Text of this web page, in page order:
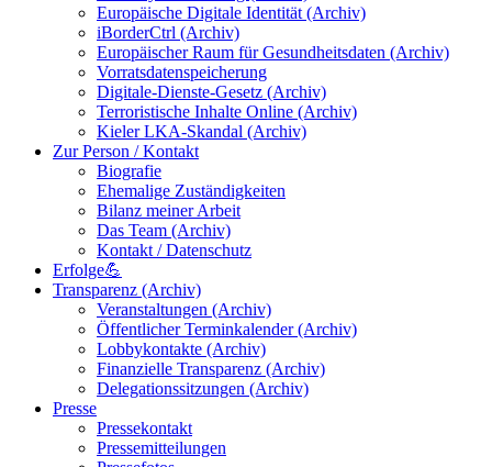
Europäische Digitale Identität (Archiv)
iBorderCtrl (Archiv)
Europäischer Raum für Gesundheitsdaten (Archiv)
Vorratsdatenspeicherung
Digitale-Dienste-Gesetz (Archiv)
Terroristische Inhalte Online (Archiv)
Kieler LKA-Skandal (Archiv)
Zur Person / Kontakt
Biografie
Ehemalige Zuständigkeiten
Bilanz meiner Arbeit
Das Team (Archiv)
Kontakt / Datenschutz
Erfolge💪
Transparenz (Archiv)
Veranstaltungen (Archiv)
Öffentlicher Terminkalender (Archiv)
Lobbykontakte (Archiv)
Finanzielle Transparenz (Archiv)
Delegationssitzungen (Archiv)
Presse
Pressekontakt
Pressemitteilungen